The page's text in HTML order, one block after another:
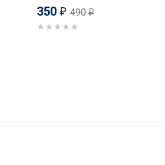
350 ₽ 490₽